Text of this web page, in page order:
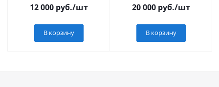
12 000 руб./шт
В корзину
20 000 руб./шт
В корзину